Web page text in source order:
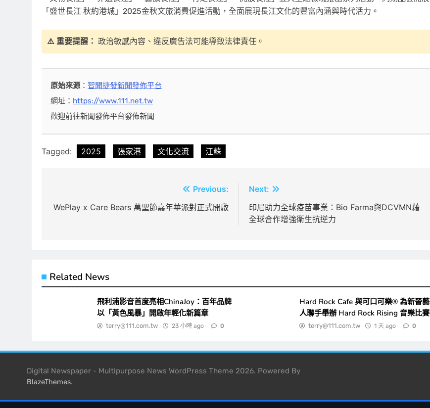
「盛世長江 秋約港城」2025金秋文旅消費促進活動，全面展現長江文化的豐富內涵與時代活力。
⚠️ 重要提醒： 政治敏感內容、違反廣告法可能導致法律責任。
原始來源 ：智聞捷發新聞發佈平台
網址： https://www.111.net.tw
歡迎前往新聞發佈平台發佈新聞
Tagged: 2025 張家港 文化交流 江蘇
章
Previous:
WePlay x Care Bears 萬聖節嘉年華派對正式開啟
Next:
印尼助力全球疫苗事業：Bio Farma與DCVMN藉
全球合作增強衛生抗逆力
Related News
飛利浦影音首度亮相ChinaJoy：百年品牌
以「黃色風暴」開啟年輕化新篇章
terry@111.com.tw 23 小時 ago 0
Hard Rock Cafe 與可口可樂® 為新晉藝
人聯手舉辦 Hard Rock Rising 音樂比賽
terry@111.com.tw 1 天 ago 0
Digital Newspaper - Multipurpose News WordPress Theme 2026. Powered By
BlazeThemes.